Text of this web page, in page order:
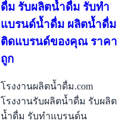
ดื่ม รับผลิตน้ำดื่ม รับทำ
แบรนด์น้ำดื่ม ผลิตน้ำดื่ม
ติดแบรนด์ของคุณ ราคา
ถูก
โรงงานผลิตน้ำดื่ม.com
โรงงานรับผลิตน้ำดื่ม รับผลิต
น้ำดื่ม รับทำแบรนด์น